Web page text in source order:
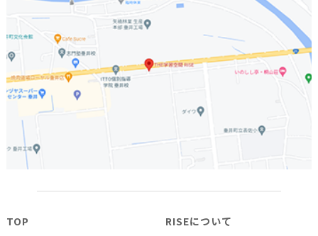
TOP RISEについて